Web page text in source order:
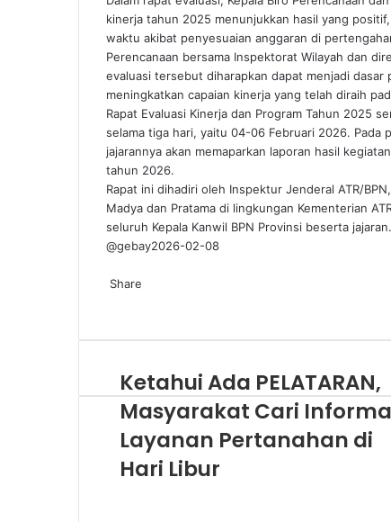
kinerja tahun 2025 menunjukkan hasil yang
waktu akibat penyesuaian anggaran di
Perencanaan bersama Inspektorat Wilayah dan
evaluasi tersebut diharapkan dapat menjadi
meningkatkan capaian kinerja yang telah diraih
Rapat Evaluasi Kinerja dan Program Tahun 2025
selama tiga hari, yaitu 04-06 Februari 2026. Pada
jajarannya akan memaparkan laporan hasil
tahun 2026.
Rapat ini dihadiri oleh Inspektur Jenderal ATR/
Madya dan Pratama di lingkungan Kementerian
seluruh Kepala Kanwil BPN Provinsi beserta
@gebay2026-02-08
Share
Ketahui Ada PELATARAN,
Masyarakat Cari
Layanan Pertanahan di
Hari Libur